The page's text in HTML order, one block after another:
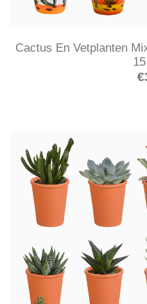
Cactus En Vetplanten
€